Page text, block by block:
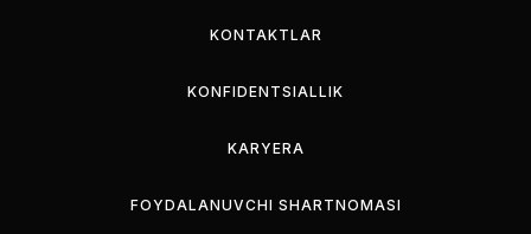
KONTAKTLAR
KONFIDENTSIALLIK
KARYERA
FOYDALANUVCHI SHARTNOMASI